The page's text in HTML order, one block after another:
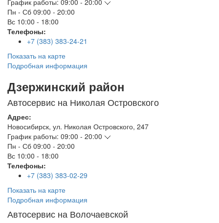
График работы: 09:00 - 20:00
Пн - Сб 09:00 - 20:00
Вс 10:00 - 18:00
Телефоны:
+7 (383) 383-24-21
Показать на карте
Подробная информация
Дзержинский район
Автосервис на Николая Островского
Адрес:
Новосибирск, ул. Николая Островского, 247
График работы: 09:00 - 20:00
Пн - Сб 09:00 - 20:00
Вс 10:00 - 18:00
Телефоны:
+7 (383) 383-02-29
Показать на карте
Подробная информация
Автосервис на Волочаевской